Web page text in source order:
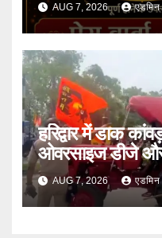
AUG 7, 2026 एडमिन
हरिद्वार में डाक
ओवरसाइज डीजे और
सख्तAUG 7, 2026 एडमिन